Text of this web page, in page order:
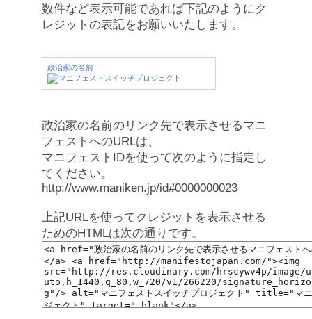
数件など表示可能であれば下記のようにク
レジットの表記をお願いいたします。
政治家の名前
政治家の名前のリンク先で表示させるマニ
フェストへのURLは、
マニフェストIDを使って次のように指定し
てください。
http://www.maniken.jp/id#0000000023
上記URLを使ってクレジットを表示させる
ためのHTMLは次の通りです。